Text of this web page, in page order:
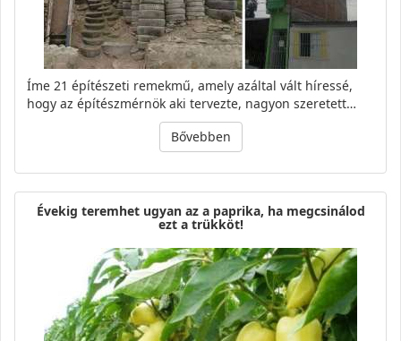
Íme 21 építészeti remekmű, amely azáltal vált híressé,
hogy az építészmérnök aki tervezte, nagyon szeretett…
Bővebben
Évekig teremhet ugyan az a paprika, ha megcsinálod
ezt a trükköt!